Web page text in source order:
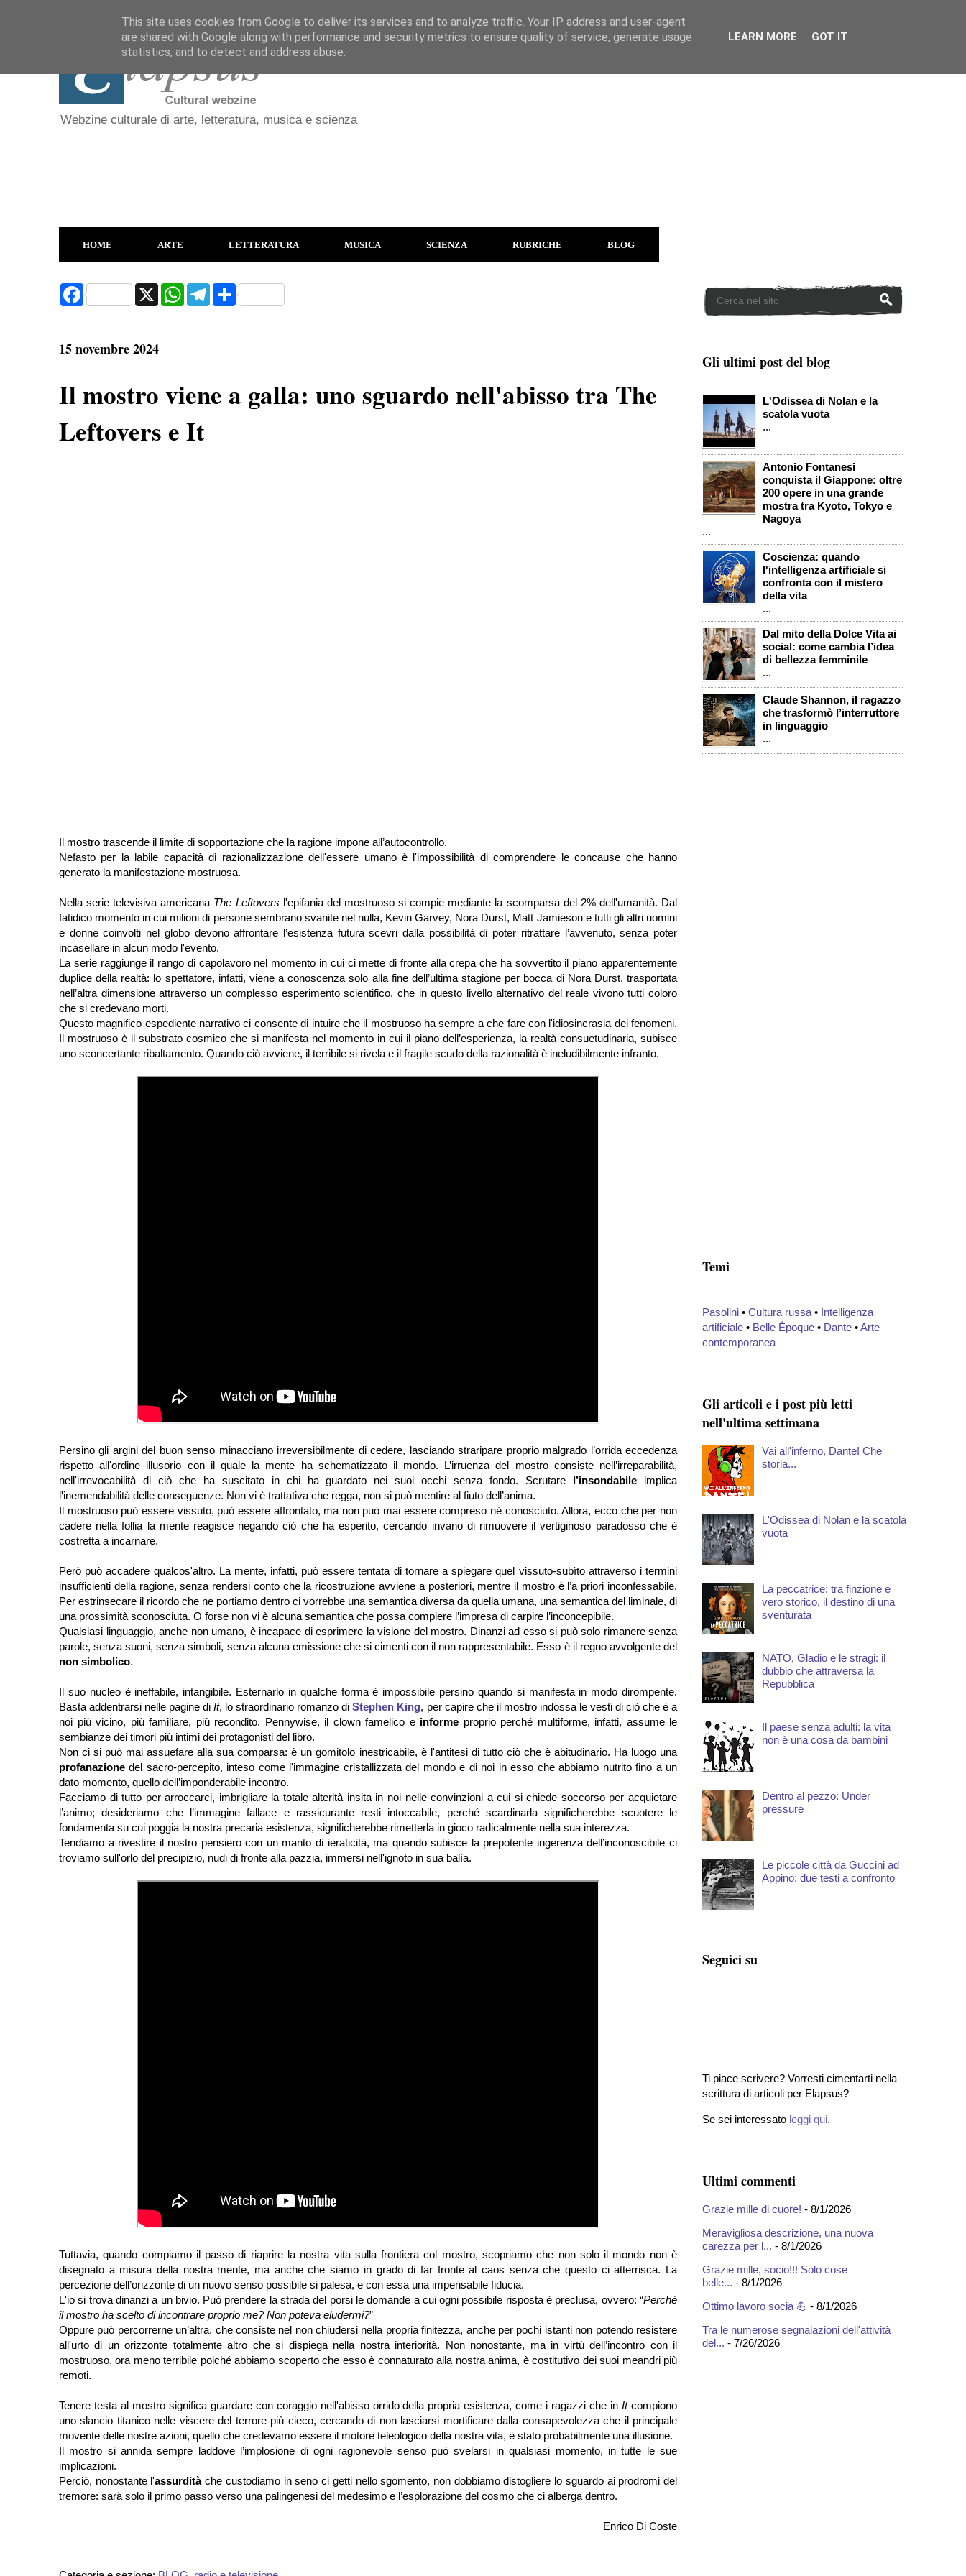
Webzine culturale di arte, letteratura, musica e scienza
HOME ARTE LETTERATURA MUSICA SCIENZA RUBRICHE BLOG
F
a
o
o
X
W
T
S
h
15 novembre 2024
Il mostro viene a galla: uno sguardo nell'abisso tra The
Leftovers e It
Il mostro trascende il limite di sopportazione che la ragione impone all’autocontrollo.
Nefasto per la labile capacità di razionalizzazione dell'essere umano è l'impossibilità di comprendere le concause che hanno
generato la manifestazione mostruosa.
Nella serie televisiva americana The Leftovers l'epifania del mostruoso si compie mediante la scomparsa del 2% dell'umanità. Dal
fatidico momento in cui milioni di persone sembrano svanite nel nulla, Kevin Garvey, Nora Durst, Matt Jamieson e tutti gli altri uomini
e donne coinvolti nel globo devono affrontare l’esistenza futura scevri dalla possibilità di poter ritrattare l’avvenuto, senza poter
incasellare in alcun modo l'evento.
La serie raggiunge il rango di capolavoro nel momento in cui ci mette di fronte alla crepa che ha sovvertito il piano apparentemente
duplice della realtà: lo spettatore, infatti, viene a conoscenza solo alla fine dell’ultima stagione per bocca di Nora Durst, trasportata
nell’altra dimensione attraverso un complesso esperimento scientifico, che in questo livello alternativo del reale vivono tutti coloro
che si credevano morti.
Questo magnifico espediente narrativo ci consente di intuire che il mostruoso ha sempre a che fare con l'idiosincrasia dei fenomeni.
Il mostruoso è il substrato cosmico che si manifesta nel momento in cui il piano dell’esperienza, la realtà consuetudinaria, subisce
uno sconcertante ribaltamento. Quando ciò avviene, il terribile si rivela e il fragile scudo della razionalità è ineludibilmente infranto.
Persino gli argini del buon senso minacciano irreversibilmente di cedere, lasciando straripare proprio malgrado l’orrida eccedenza
rispetto all'ordine illusorio con il quale la mente ha schematizzato il mondo. L’irruenza del mostro consiste nell’irreparabilità,
nell'irrevocabilità di ciò che ha suscitato in chi ha guardato nei suoi occhi senza fondo. Scrutare l’insondabile implica
l'inemendabilità delle conseguenze. Non vi è trattativa che regga, non si può mentire al fiuto dell’anima.
Il mostruoso può essere vissuto, può essere affrontato, ma non può mai essere compreso né conosciuto. Allora, ecco che per non
cadere nella follia la mente reagisce negando ciò che ha esperito, cercando invano di rimuovere il vertiginoso paradosso che è
costretta a incarnare.
Però può accadere qualcos'altro. La mente, infatti, può essere tentata di tornare a spiegare quel vissuto-subìto attraverso i termini
insufficienti della ragione, senza rendersi conto che la ricostruzione avviene a posteriori, mentre il mostro è l’a priori inconfessabile.
Per estrinsecare il ricordo che ne portiamo dentro ci vorrebbe una semantica diversa da quella umana, una semantica del liminale, di
una prossimità sconosciuta. O forse non vi è alcuna semantica che possa compiere l’impresa di carpire l’inconcepibile.
Qualsiasi linguaggio, anche non umano, è incapace di esprimere la visione del mostro. Dinanzi ad esso si può solo rimanere senza
parole, senza suoni, senza simboli, senza alcuna emissione che si cimenti con il non rappresentabile. Esso è il regno avvolgente del
non simbolico.
Il suo nucleo è ineffabile, intangibile. Esternarlo in qualche forma è impossibile persino quando si manifesta in modo dirompente.
Basta addentrarsi nelle pagine diIt, lo straordinario romanzo diStephen King, per capire che il mostro indossa le vesti di ciò che è a
noi più vicino, più familiare, più recondito. Pennywise, il clown famelico e informe proprio perché multiforme, infatti, assume le
sembianze dei timori più intimi dei protagonisti del libro.
Non ci si può mai assuefare alla sua comparsa: è un gomitolo inestricabile, è l'antitesi di tutto ciò che è abitudinario. Ha luogo una
profanazione del sacro-percepito, inteso come l'immagine cristallizzata del mondo e di noi in esso che abbiamo nutrito fino a un
dato momento, quello dell’imponderabile incontro.
Facciamo di tutto per arroccarci, imbrigliare la totale alterità insita in noi nelle convinzioni a cui si chiede soccorso per acquietare
l’animo; desideriamo che l’immagine fallace e rassicurante resti intoccabile, perché scardinarla significherebbe scuotere le
fondamenta su cui poggia la nostra precaria esistenza, significherebbe rimetterla in gioco radicalmente nella sua interezza.
Tendiamo a rivestire il nostro pensiero con un manto di ieraticità, ma quando subisce la prepotente ingerenza dell’inconoscibile ci
troviamo sull'orlo del precipizio, nudi di fronte alla pazzia, immersi nell'ignoto in sua balìa.
Tuttavia, quando compiamo il passo di riaprire la nostra vita sulla frontiera col mostro, scopriamo che non solo il mondo non è
disegnato a misura della nostra mente, ma anche che siamo in grado di far fronte al caos senza che questo ci atterrisca. La
percezione dell’orizzonte di un nuovo senso possibile si palesa, e con essa una impensabile fiducia.
L'io si trova dinanzi a un bivio. Può prendere la strada del porsi le domande a cui ogni possibile risposta è preclusa, ovvero: “Perché
il mostro ha scelto di incontrare proprio me? Non poteva eludermi?”
Oppure può percorrerne un’altra, che consiste nel non chiudersi nella propria finitezza, anche per pochi istanti non potendo resistere
all'urto di un orizzonte totalmente altro che si dispiega nella nostra interiorità. Non nonostante, ma in virtù dell’incontro con il
mostruoso, ora meno terribile poiché abbiamo scoperto che esso è connaturato alla nostra anima, è costitutivo dei suoi meandri più
remoti.
Tenere testa al mostro significa guardare con coraggio nell'abisso orrido della propria esistenza, come i ragazzi che inItcompiono
uno slancio titanico nelle viscere del terrore più cieco, cercando di non lasciarsi mortificare dalla consapevolezza che il principale
movente delle nostre azioni, quello che credevamo essere il motore teleologico della nostra vita, è stato probabilmente una illusione.
Il mostro si annida sempre laddove l’implosione di ogni ragionevole senso può svelarsi in qualsiasi momento, in tutte le sue
implicazioni.
Perciò, nonostante l'assurditàche custodiamo in seno ci getti nello sgomento, non dobbiamo distogliere lo sguardo ai prodromi del
tremore: sarà solo il primo passo verso una palingenesi del medesimo e l’esplorazione del cosmo che ci alberga dentro.
Enrico Di Coste
Gli ultimi post del blog
L'Odissea di Nolan e la
scatola vuota
...
Antonio Fontanesi
conquista il Giappone: oltre
200 opere in una grande
mostra tra Kyoto, Tokyo e
Nagoya
...
Coscienza: quando
l'intelligenza artificiale si
confronta con il mistero
della vita
...
Dal mito della Dolce Vita ai
social: come cambia l’idea
di bellezza femminile
...
Claude Shannon, il ragazzo
che trasformò l’interruttore
in linguaggio
...
Temi
Pasolini • Cultura russa • Intelligenza
artificiale • Belle Époque • Dante •Arte
contemporanea
Gli articoli e i post più letti
nell'ultima settimana
Vai all'inferno, Dante! Che
storia...
L'Odissea di Nolan e la scatola
vuota
La peccatrice: tra finzione e
vero storico, il destino di una
sventurata
NATO, Gladio e le stragi: il
dubbio che attraversa la
Repubblica
Il paese senza adulti: la vita
non è una cosa da bambini
Dentro al pezzo: Under
pressure
Le piccole città da Guccini ad
Appino: due testi a confronto
Seguici su
Ti piace scrivere? Vorresti cimentarti nella
scrittura di articoli per Elapsus?
Se sei interessato leggi qui.
Ultimi commenti
Grazie mille di cuore! - 8/1/2026
Meravigliosa descrizione, una nuova
carezza per l... - 8/1/2026
Grazie mille, socio!!! Solo cose
belle... - 8/1/2026
Ottimo lavoro socia 💪 - 8/1/2026
Tra le numerose segnalazioni dell'attività
del... - 7/26/2026
This site uses cookies from Google to deliver its services and to analyze traffic. Your IP address and user-agent
are shared with Google along with performance and security metrics to ensure quality of service, generate usage
statistics, and to detect and address abuse.
LEARN MORE GOT IT